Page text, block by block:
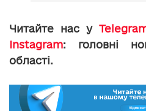
Читайте нас у
Instagram: головні
області.